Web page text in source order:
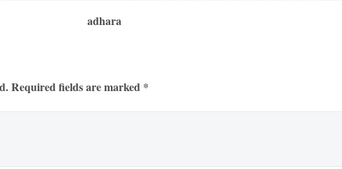
adhara
Required fields are marked *